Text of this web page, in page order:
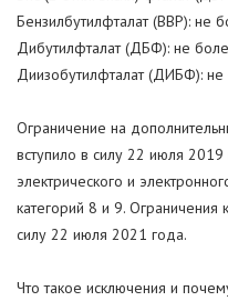
Бензилбутилфталат (BBP): не
Дибутилфталат (ДБФ): не
Диизобутилфталат (ДИБФ):
Ограничение на
вступило в силу 22 июля 2019
электрического и
категорий 8 и 9. Ограничения
силу 22 июля 2021 года.
Что такое исключения и